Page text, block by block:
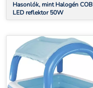
Hasonlók, mint Halogén COB
LED reflektor 50W